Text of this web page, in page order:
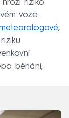
riziko
voze
,
běhání,